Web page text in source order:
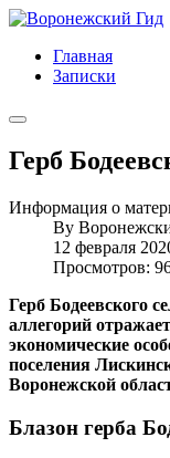
Главная
Записки
Герб
Информация о
By
12 февраля
Просмотров:
Герб Бодеевского
аллегорий
экономические
поселения
Воронежской
Блазон герба